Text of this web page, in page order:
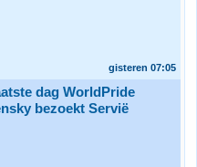
gisteren 07:05
dag WorldPride
bezoekt Servië